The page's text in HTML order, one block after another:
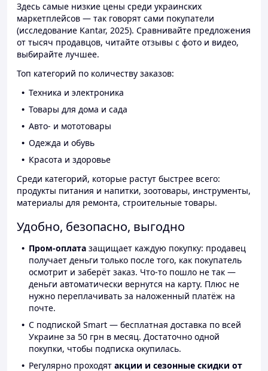
Здесь самые низкие цены среди украинских
маркетплейсов — так говорят сами покупатели
(исследование Kantar, 2025). Сравнивайте предложения
от тысяч продавцов, читайте отзывы с фото и видео,
выбирайте лучшее.
Топ категорий по количеству заказов:
Техника и электроника
Товары для дома и сада
Авто- и мототовары
Одежда и обувь
Красота и здоровье
Среди категорий, которые растут быстрее всего:
продукты питания и напитки, зоотовары, инструменты,
материалы для ремонта, строительные товары.
Удобно, безопасно, выгодно
Пром-оплата защищает каждую покупку: продавец
получает деньги только после того, как покупатель
осмотрит и заберёт заказ. Что-то пошло не так —
деньги автоматически вернутся на карту. Плюс не
нужно переплачивать за наложенный платёж на
почте.
С подпиской Smart — бесплатная доставка по всей
Украине за 50 грн в месяц. Достаточно одной
покупки, чтобы подписка окупилась.
Регулярно проходят акции и сезонные скидки от